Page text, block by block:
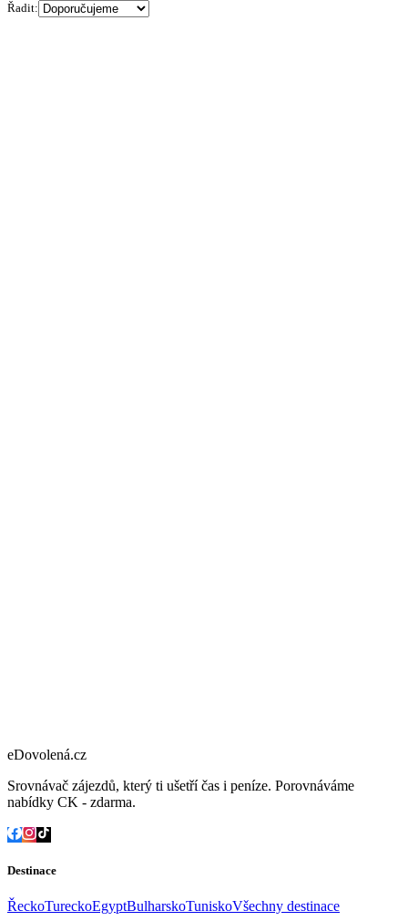
Řadit:
eDovolená.cz
Srovnávač zájezdů, který ti ušetří čas i peníze. Porovnáváme
nabídky CK - zdarma.
Destinace
ŘeckoTureckoEgyptBulharskoTuniskoVšechny destinace